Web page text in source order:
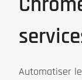
Automatiser